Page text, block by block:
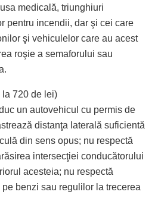
medicală, triunghiuri
pentru incendii, dar şi cei care
şi vehiculelor care au acest
roşie a semaforului sau
la 720 de lei)
un autovehicul cu permis de
distanţa laterală suficientă
din sens opus; nu respectă
intersecţiei conducătorului
acesteia; nu respectă
benzi sau regulilor la trecerea